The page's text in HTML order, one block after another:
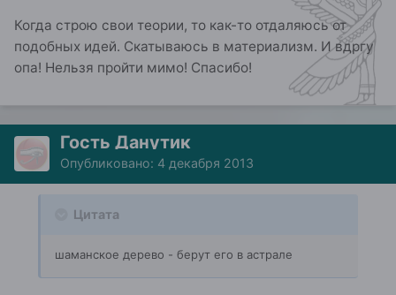
Когда строю свои теории, то как-то отдаляюсь от
подобных идей. Скатываюсь в материализм. И вдргу
опа! Нельзя пройти мимо! Спасибо!
Гость Данутик
Опубликовано: 4 декабря 2013
Цитата
шаманское дерево - берут его в астрале